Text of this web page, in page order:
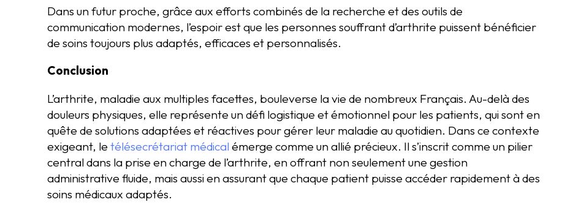
Dans un futur proche, grâce aux efforts combinés de la recherche et des outils de
communication modernes, l’espoir est que les personnes souffrant d’arthrite puissent bénéficier
de soins toujours plus adaptés, efficaces et personnalisés.
Conclusion
L’arthrite, maladie aux multiples facettes, bouleverse la vie de nombreux Français. Au-delà des
douleurs physiques, elle représente un défi logistique et émotionnel pour les patients, qui sont en
quête de solutions adaptées et réactives pour gérer leur maladie au quotidien. Dans ce contexte
exigeant, le télésecrétariat médical émerge comme un allié précieux. Il s’inscrit comme un pilier
central dans la prise en charge de l’arthrite, en offrant non seulement une gestion
administrative fluide, mais aussi en assurant que chaque patient puisse accéder rapidement à des
soins médicaux adaptés.